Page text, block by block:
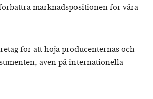
marknadspositionen för våra
för att höja producenternas och
även på internationella